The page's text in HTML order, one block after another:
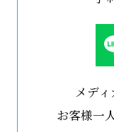
メデ
お客様一